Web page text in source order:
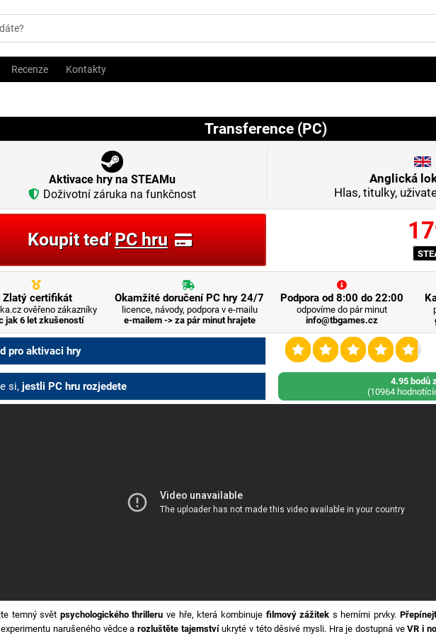
Recenze Kontakty
Transference (PC)
Aktivace hry na STEAMu
Doživotní záruka na funkčnost
Anglická
Hlas, titulky,
Koupit teďPC hru
Zlatý certifikát
ověřeno zákazníky
jak 6 let zkušeností
Okamžité doručení PC hry 24/7
licence, návody, podpora v e-mailu
e-mailem -> za pár minut hrajete
Podpora od 8:00 do 22:00
odpovíme do pár minut
info@tbgames.cz
4.95 bodů
(10964
pro aktivaci hry
si, jestli PC hru rozjedete
temný svět psychologického thrilleru ve hře, která kombinuje filmový zážitek s herními prvky.
narušeného vědce a rozluštěte tajemstvíukryté v této děsivé mysli. Hra je dostupná veVR i